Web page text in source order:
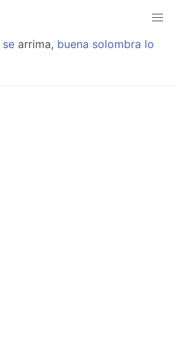
se arrima, buena solombra lo